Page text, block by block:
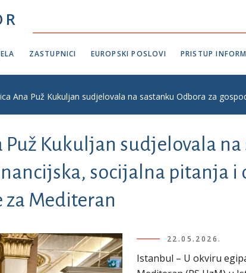
ZASTUPNICI EUROPSKI POSLOVI PRISTUP
Ana Puž Kukuljan sudjelovala na sastanku Odbora za
Kukuljan sudjelovala na
socijalna pitanja i
Mediteran
22.05.2026.
Istanbul – U okviru